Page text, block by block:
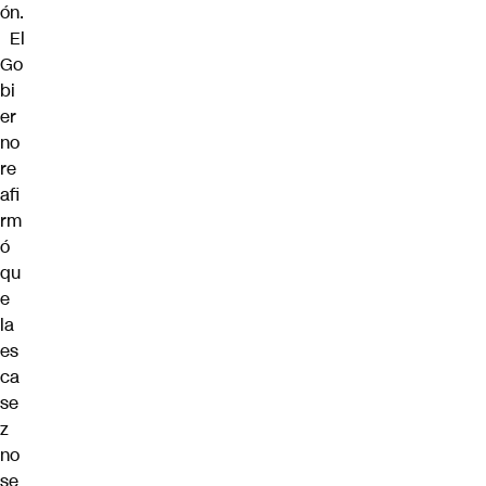
ón.
El
Go
bi
er
no
re
afi
rm
ó
qu
e
la
es
ca
se
z
no
se